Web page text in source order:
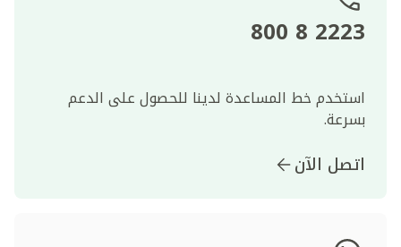
2223 8 800
استخدم خط المساعدة لدينا للحصول على الدعم
بسرعة.
اتصل الآن